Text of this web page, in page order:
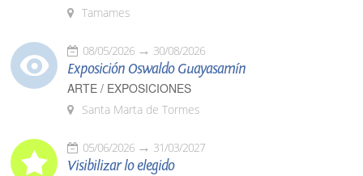
Tamames
08/05/2026 30/08/2026
Exposición Oswaldo Guayasamín
ARTE / EXPOSICIONES
Santa Marta de Tormes
05/06/2026 31/03/2027
Visibilizar lo elegido